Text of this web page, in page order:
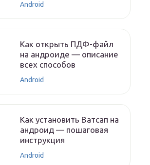
Android
Как открыть ПДФ-файл
на андроиде — описание
всех способов
Android
Как установить Ватсап на
андроид — пошаговая
инструкция
Android